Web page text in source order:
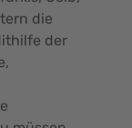
die
der